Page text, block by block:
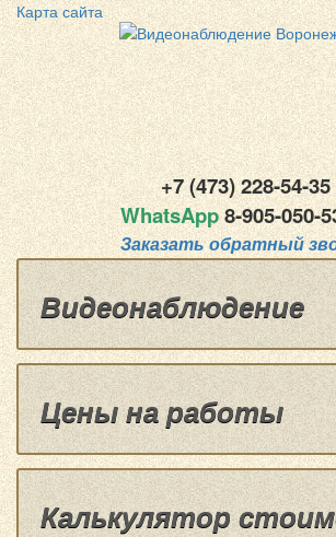
Карта сайта
+7 (473) 228-54-35
WhatsApp8-905-050-
Заказать обратный
Видеонаблюдение
Цены на работы
Калькулятор